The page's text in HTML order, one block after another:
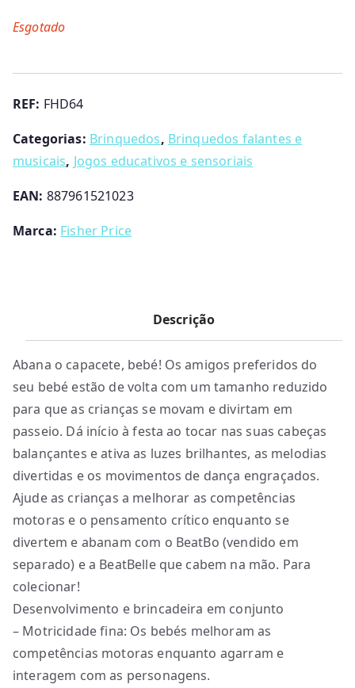
Esgotado
REF: FHD64
Categorias: Brinquedos, Brinquedos falantes e
musicais, Jogos educativos e sensoriais
EAN: 887961521023
Marca: Fisher Price
Descrição
Abana o capacete, bebé! Os amigos preferidos do
seu bebé estão de volta com um tamanho reduzido
para que as crianças se movam e divirtam em
passeio. Dá início à festa ao tocar nas suas cabeças
balançantes e ativa as luzes brilhantes, as melodias
divertidas e os movimentos de dança engraçados.
Ajude as crianças a melhorar as competências
motoras e o pensamento crítico enquanto se
divertem e abanam com o BeatBo (vendido em
separado) e a BeatBelle que cabem na mão. Para
colecionar!
Desenvolvimento e brincadeira em conjunto
– Motricidade fina: Os bebés melhoram as
competências motoras enquanto agarram e
interagem com as personagens.